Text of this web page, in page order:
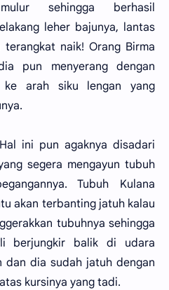
sehingga berhasil
leher bajunya, lantas
naik! Orang Birma
pun menyerang dengan
arah siku lengan yang
ini pun agaknya disadari
segera mengayun tubuh
Tubuh Kulana
akan terbanting jatuh kalau
tubuhnya sehingga
berjungkir balik di udara
dan dia sudah jatuh dengan
kursinya yang tadi.